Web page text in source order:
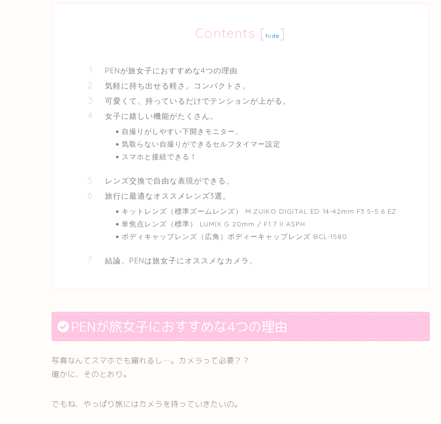
Contents [ hide]
PENが旅女子におすすめな4つの理由
気軽に持ち出せる軽さ。コンパクトさ。
可愛くて、持っているだけでテンションが上がる。
女子に嬉しい機能がたくさん。
自撮りがしやすい下開きモニター。
気取らない自撮りができるセルフタイマー設定
スマホと接続できる！
レンズ交換で自由な表現ができる。
旅行に最適なオススメレンズ3選。
キットレンズ（標準ズームレンズ） M.ZUIKO DIGITAL ED 14-42mm F3.5-5.6 EZ
単焦点レンズ（標準） LUMIX G 20mm / F1.7 II ASPH.
ボディキャップレンズ（広角）ボディーキャップレンズ BCL-1580
結論。PENは旅女子にオススメなカメラ。
PENが旅女子におすすめな4つの理由
写真なんてスマホでも撮れるし…。カメラって必要？？
確かに、そのとおり。
でもね、やっぱり旅にはカメラを持っていきたいの。